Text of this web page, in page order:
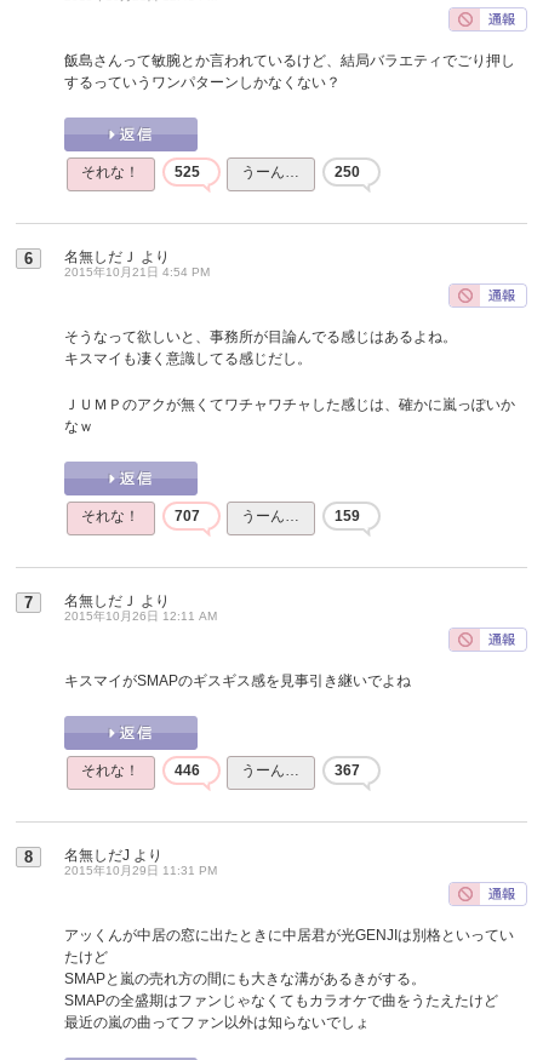
飯島さんって敏腕とか言われているけど、結局バラエティでごり押し
するっていうワンパターンしかなくない？
それな！ 525 うーん… 250
6 名無しだＪ より
2015年10月21日 4:54 PM
そうなって欲しいと、事務所が目論んでる感じはあるよね。
キスマイも凄く意識してる感じだし。
ＪＵＭＰのアクが無くてワチャワチャした感じは、確かに嵐っぽいか
なｗ
それな！ 707 うーん… 159
7 名無しだＪ より
2015年10月26日 12:11 AM
キスマイがSMAPのギスギス感を見事引き継いでよね
それな！ 446 うーん… 367
8 名無しだJ より
2015年10月29日 11:31 PM
アッくんが中居の窓に出たときに中居君が光GENJIは別格といってい
たけど
SMAPと嵐の売れ方の間にも大きな溝があるきがする。
SMAPの全盛期はファンじゃなくてもカラオケで曲をうたえたけど
最近の嵐の曲ってファン以外は知らないでしょ